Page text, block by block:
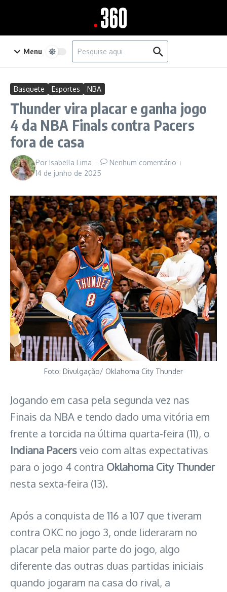
Menu
Procurar por:
Basquete Esportes NBA
Thunder vira placar e ganha jogo
4 da NBA Finals contra Pacers
fora de casa
Por Isabella Lima
Nenhum comentário
14 de junho de 2025
Foto: Divulgação/ Oklahoma City Thunder
Jogando em casa pela segunda vez nas
Finais da NBA e tendo dado uma vitória em
frente a torcida na última quarta-feira (11), o
Indiana Pacersveio com altas expectativas
para o jogo 4 contra Oklahoma City Thunder
nesta sexta-feira (13).
Após a conquista de 116 a 107 que tiveram
contra OKC no jogo 3, onde lideraram no
placar pela maior parte do jogo, algo
diferente das outras duas partidas iniciais
quando jogaram na casa do rival, a